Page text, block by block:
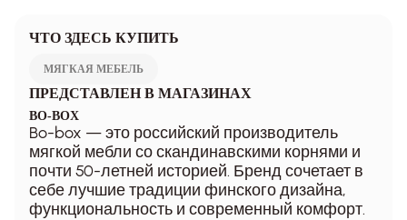
ЧТО ЗДЕСЬ КУПИТЬ
МЯГКАЯ МЕБЕЛЬ
ПРЕДСТАВЛЕН В МАГАЗИНАХ
BO-BOX
Bo-box — это российский производитель
мягкой мебли со скандинавскими корнями и
почти 50-летней историей. Бренд сочетает в
себе лучшие традиции финского дизайна,
функциональность и современный комфорт.